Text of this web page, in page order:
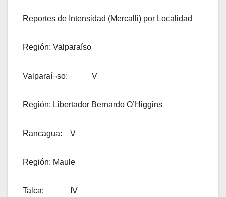
Reportes de Intensidad (Mercalli) por Localidad
Región: Valparaíso
Valparaí¬so: V
Región: Libertador Bernardo O’Higgins
Rancagua: V
Región: Maule
Talca: IV